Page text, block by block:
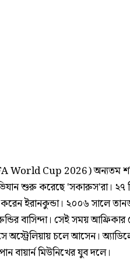
World Cup 2026) অন্যতম
শুরু করেছে 'সকারুস'রা।
ইরানকুন্ডা। ২০০৬ সালে
বাসিন্দা। সেই সময়
অস্ট্রেলিয়ায় চলে আসেন।
বায়ার্ন মিউনিখের যুব দলে।